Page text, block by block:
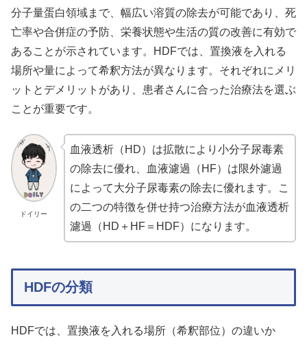
分子量蛋白領域まで、幅広い溶質の除去が可能であり、死
亡率や合併症の予防、栄養状態や生活の質の改善に有効で
あることが示されています。HDFでは、置換液を入れる
場所や量によって希釈方法が異なります。それぞれにメリ
ットとデメリットがあり、患者さんに合った治療法を選ぶ
ことが重要です。
ドイリー
血液透析（HD）は拡散により小分子尿毒素
の除去に優れ、血液濾過（HF）は限外濾過
によって大分子尿毒素の除去に優れます。こ
の二つの特徴を併せ持つ治療方法が血液透析
濾過（HD＋HF＝HDF）になります。
HDFの分類
HDFでは、置換液を入れる場所（希釈部位）の違いか